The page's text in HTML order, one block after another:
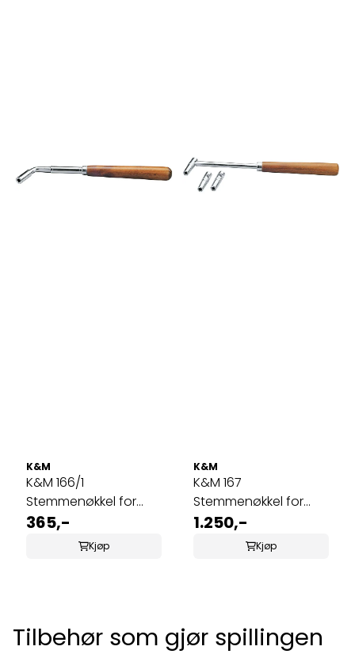
K&M
K&M 166/1
Stemmenøkkel for
piano
365,-
Kjøp
K&M
K&M 167
Stemmenøkkel for
piano
1.250,-
Kjøp
Tilbehør som gjør spillingen